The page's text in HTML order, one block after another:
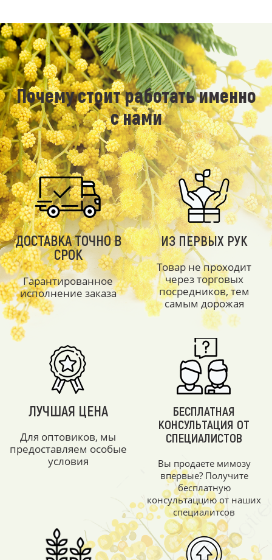
Почему стоит работать именно
с нами
ДОСТАВКА ТОЧНО В
СРОК
Гарантированное
исполнение заказа
ИЗ ПЕРВЫХ РУК
Товар не проходит
через торговых
посредников, тем
самым дорожая
ЛУЧШАЯ ЦЕНА
Для оптовиков, мы
предоставляем особые
условия
БЕСПЛАТНАЯ
КОНСУЛЬТАЦИЯ ОТ
СПЕЦИАЛИСТОВ
Вы продаете мимозу
впервые? Получите
бесплатную
консультаццию от наших
специалитсов